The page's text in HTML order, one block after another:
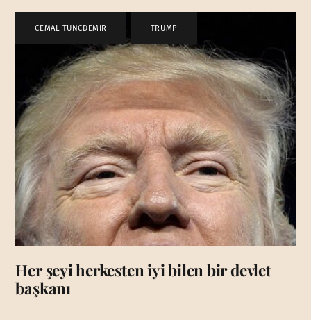
CEMAL TUNCDEMİR TRUMP
Her şeyi herkesten iyi bilen bir devlet
başkanı